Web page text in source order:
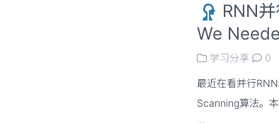
RNN
We
学习分享 0
最近在看并行
Scanning算法。